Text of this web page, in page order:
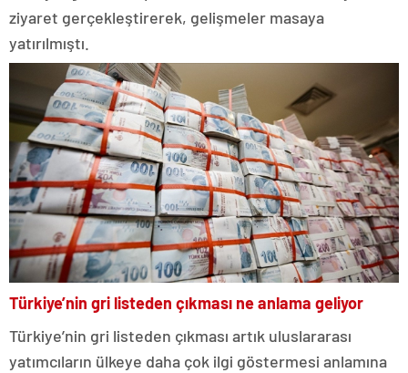
ziyaret gerçekleştirerek, gelişmeler masaya
yatırılmıştı.
Türkiye’nin gri listeden çıkması ne anlama geliyor
Türkiye’nin gri listeden çıkması artık uluslararası
yatımcıların ülkeye daha çok ilgi göstermesi anlamına